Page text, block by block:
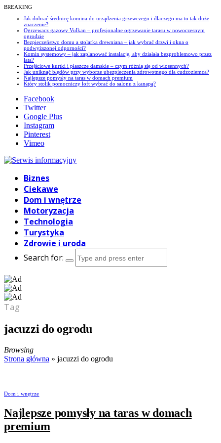
BREAKING
Jak dobrać średnicę komina do urządzenia grzewczego i dlaczego ma to tak duże
znaczenie?
Ogrzewacz gazowy Vulkan – profesjonalne ogrzewanie tarasu w nowoczesnym
ogrodzie
Bezpieczeństwo domu a stolarka drewniana – jak wybrać drzwi i okna o
podwyższonej odporności?
Komin systemowy – jak zaplanować instalację, aby działała bezproblemowo przez
lata?
Przejściowe kurtki i płaszcze damskie – czym różnią się od wiosennych?
Jak uniknąć błędów przy wyborze ubezpieczenia zdrowotnego dla cudzoziemca?
Najlepsze pomysły na taras w domach premium
Który stolik pomocniczy loft wybrać do salonu z kanapą?
Facebook
Twitter
Google Plus
Instagram
Pinterest
Vimeo
Biznes
Ciekawe
Dom i wnętrze
Motoryzacja
Technologia
Turystyka
Zdrowie i uroda
Search for:
Tag
jacuzzi do ogrodu
Browsing
Strona główna » jacuzzi do ogrodu
Dom i wnętrze
Najlepsze pomysły na taras w domach
premium